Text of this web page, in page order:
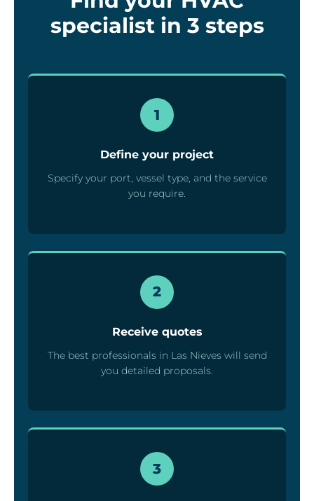
specialist in 3 steps
1
Define your project
Specify your port, vessel type, and the service
you require.
2
Receive quotes
The best professionals in Las Nieves will send
you detailed proposals.
3